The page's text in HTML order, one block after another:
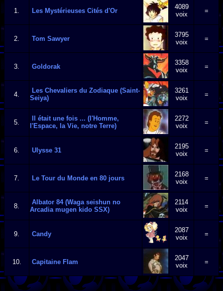
1. Les Mystérieuses Cités d'Or
4089
voix
=
2. Tom Sawyer
3795
voix
=
3. Goldorak
3358
voix
=
4.
Les Chevaliers du Zodiaque (Saint-
Seiya)
3261
voix
=
5.
Il était une fois ... (l'Homme,
l'Espace, la Vie, notre Terre)
2272
voix
=
6. Ulysse 31
2195
voix
=
7. Le Tour du Monde en 80 jours
2168
voix
=
8.
Albator 84 (Waga seishun no
Arcadia mugen kido SSX)
2114
voix
=
9. Candy
2087
voix
=
10. Capitaine Flam
2047
voix
=